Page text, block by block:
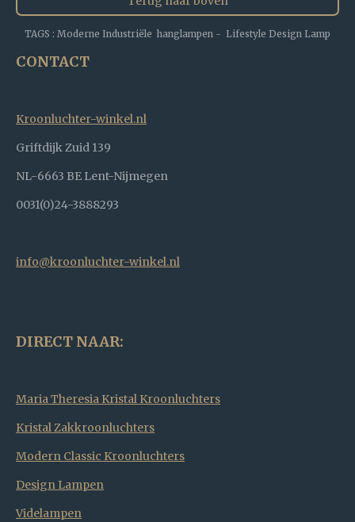
TAGS : Moderne Industriële hanglampen - Lifestyle Design Lamp
CONTACT
Kroonluchter-winkel.nl
Griftdijk Zuid 139
NL-6663 BE Lent-Nijmegen
0031(0)24-3888293
info@kroonluchter-winkel.nl
DIRECT NAAR:
Maria Theresia Kristal Kroonluchters
Kristal Zakkroonluchters
Modern Classic Kroonluchters
Design Lampen
Videlampen